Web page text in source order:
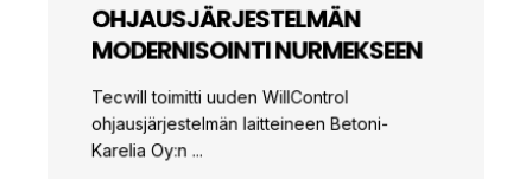
OHJAUSJÄRJESTELMÄN
MODERNISOINTI NURMEKSEEN
Tecwill toimitti uuden WillControl
ohjausjärjestelmän laitteineen Betoni-
Karelia Oy:n ...